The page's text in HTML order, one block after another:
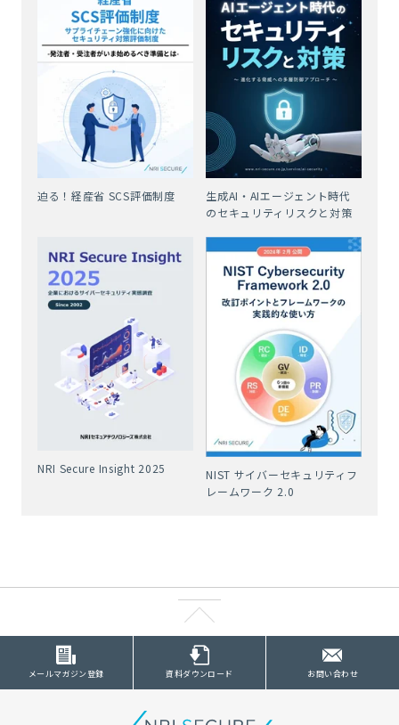
迫る！経産省 SCS評価制度
生成AI・AIエージェント時代
のセキュリティリスクと対策
NRI Secure Insight 2025
NIST サイバーセキュリティフ
レームワーク 2.0
メールマガジン登録 資料ダウンロード お問い合わせ